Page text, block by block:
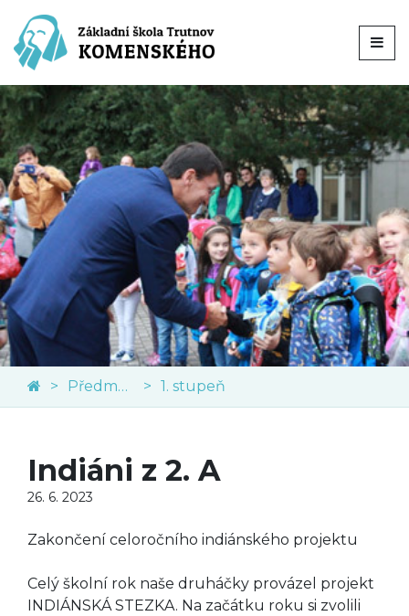
Předměty 1. stupeň
Indiáni z 2. A
26. 6. 2023
Zakončení celoročního indiánského projektu
Celý školní rok naše druháčky provázel projekt
INDIÁNSKÁ STEZKA. Na začátku roku si zvolili